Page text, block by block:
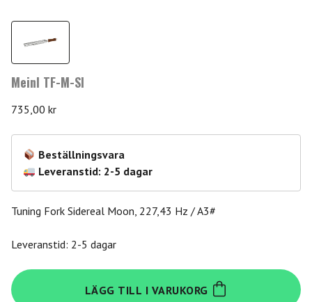
Meinl TF-M-SI
735,00 kr
Beställningsvara
Leveranstid: 2-5 dagar
Tuning Fork Sidereal Moon, 227,43 Hz / A3#
Leveranstid: 2-5 dagar
Meinl
TF-
LÄGG TILL I VARUKORG